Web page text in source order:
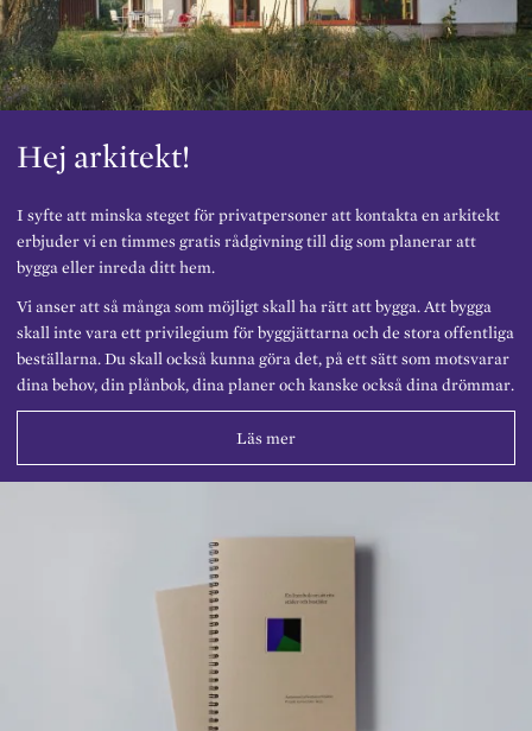
Hej arkitekt!
I syfte att minska steget för privatpersoner att kontakta en arkitekt
erbjuder vi en timmes gratis rådgivning till dig som planerar att
bygga eller inreda ditt hem.
Vi anser att så många som möjligt skall ha rätt att bygga. Att bygga
skall inte vara ett privilegium för byggjättarna och de stora offentliga
beställarna. Du skall också kunna göra det, på ett sätt som motsvarar
dina behov, din plånbok, dina planer och kanske också dina drömmar.
Läs mer